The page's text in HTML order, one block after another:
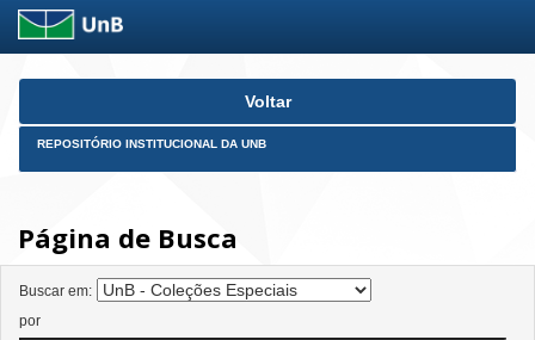
Skip
Voltar
REPOSITÓRIO INSTITUCIONAL DA UNB
Página de Busca
Buscar em:
por